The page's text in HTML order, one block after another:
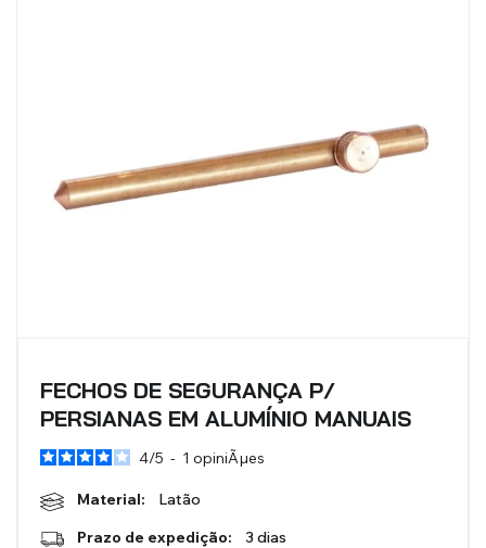
FECHOS DE SEGURANÇA P/
PERSIANAS EM ALUMÍNIO MANUAIS
4/5 - 1 opiniÃµes
Material:
Latão
Prazo de expedição:
3 dias